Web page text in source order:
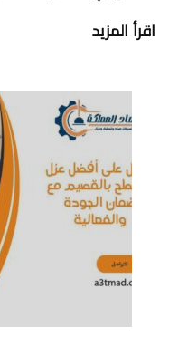
اقرأ المزيد